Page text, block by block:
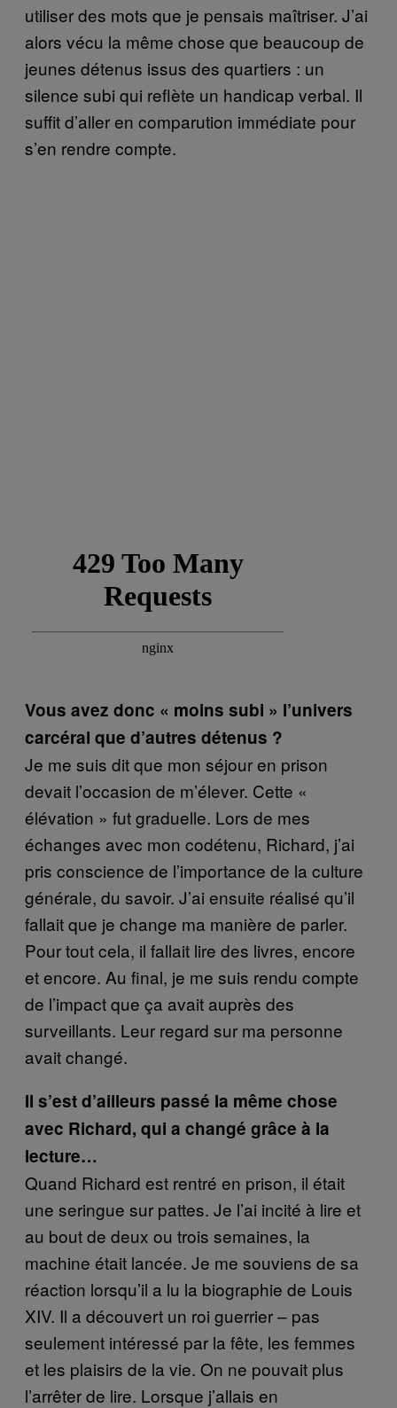
utiliser des mots que je pensais maîtriser. J’ai
alors vécu la même chose que beaucoup de
jeunes détenus issus des quartiers : un
silence subi qui reflète un handicap verbal. Il
suffit d’aller en comparution immédiate pour
s’en rendre compte.
Vous avez donc « moins subi » l’univers
carcéral que d’autres détenus ?
Je me suis dit que mon séjour en prison
devait l’occasion de m’élever. Cette «
élévation » fut graduelle. Lors de mes
échanges avec mon codétenu, Richard, j’ai
pris conscience de l’importance de la culture
générale, du savoir. J’ai ensuite réalisé qu’il
fallait que je change ma manière de parler.
Pour tout cela, il fallait lire des livres, encore
et encore. Au final, je me suis rendu compte
de l’impact que ça avait auprès des
surveillants. Leur regard sur ma personne
avait changé.
Il s’est d’ailleurs passé la même chose
avec Richard, qui a changé grâce à la
lecture…
Quand Richard est rentré en prison, il était
une seringue sur pattes. Je l’ai incité à lire et
au bout de deux ou trois semaines, la
machine était lancée. Je me souviens de sa
réaction lorsqu’il a lu la biographie de Louis
XIV. Il a découvert un roi guerrier – pas
seulement intéressé par la fête, les femmes
et les plaisirs de la vie. On ne pouvait plus
l’arrêter de lire. Lorsque j’allais en